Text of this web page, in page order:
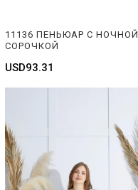
11136 ПЕНЬЮАР С НОЧНОЙ
СОРОЧКОЙ
USD93.31